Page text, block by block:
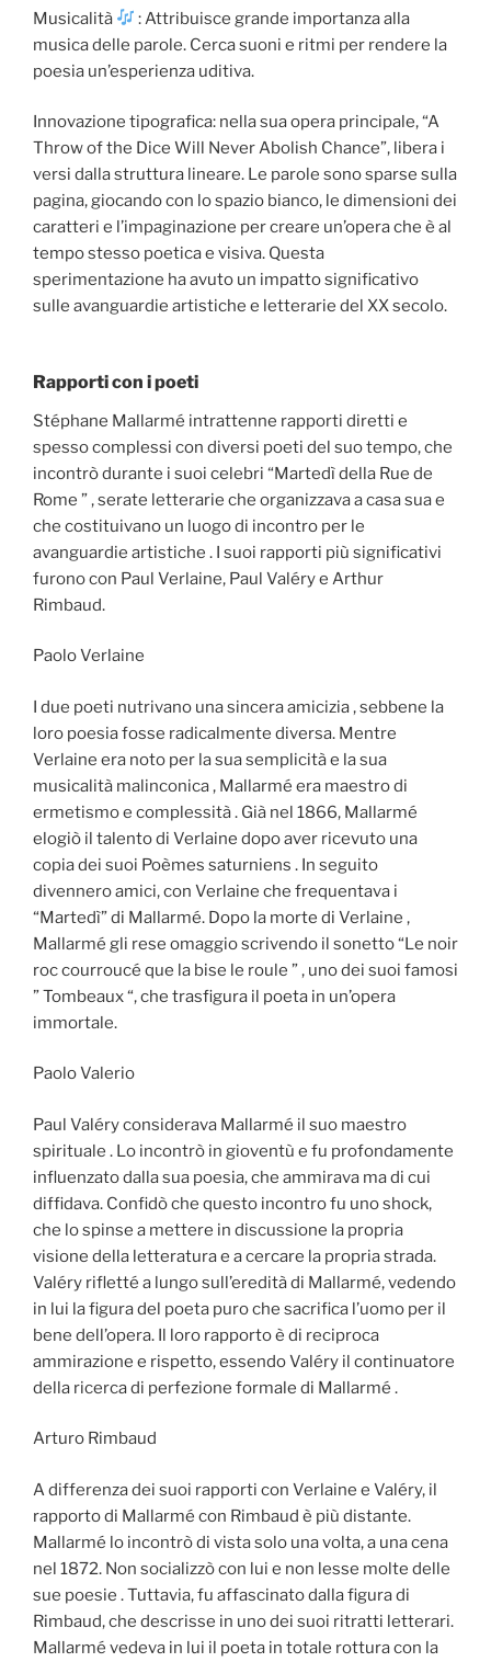
Musicalità
: Attribuisce grande importanza alla
musica delle parole. Cerca suoni e ritmi per rendere la
poesia un’esperienza uditiva.
Innovazione tipografica: nella sua opera principale, “A
Throw of the Dice Will Never Abolish Chance”, libera i
versi dalla struttura lineare. Le parole sono sparse sulla
pagina, giocando con lo spazio bianco, le dimensioni dei
caratteri e l’impaginazione per creare un’opera che è al
tempo stesso poetica e visiva. Questa
sperimentazione ha avuto un impatto significativo
sulle avanguardie artistiche e letterarie del XX secolo.
Rapporti con i poeti
Stéphane Mallarmé intrattenne rapporti diretti e
spesso complessi con diversi poeti del suo tempo, che
incontrò durante i suoi celebri “Martedì della Rue de
Rome ” , serate letterarie che organizzava a casa sua e
che costituivano un luogo di incontro per le
avanguardie artistiche . I suoi rapporti più significativi
furono con Paul Verlaine, Paul Valéry e Arthur
Rimbaud.
Paolo Verlaine
I due poeti nutrivano una sincera amicizia , sebbene la
loro poesia fosse radicalmente diversa. Mentre
Verlaine era noto per la sua semplicità e la sua
musicalità malinconica , Mallarmé era maestro di
ermetismo e complessità . Già nel 1866, Mallarmé
elogiò il talento di Verlaine dopo aver ricevuto una
copia dei suoi Poèmes saturniens . In seguito
divennero amici, con Verlaine che frequentava i
“Martedì” di Mallarmé. Dopo la morte di Verlaine ,
Mallarmé gli rese omaggio scrivendo il sonetto “Le noir
roc courroucé que la bise le roule ” , uno dei suoi famosi
” Tombeaux “, che trasfigura il poeta in un’opera
immortale.
Paolo Valerio
Paul Valéry considerava Mallarmé il suo maestro
spirituale . Lo incontrò in gioventù e fu profondamente
influenzato dalla sua poesia, che ammirava ma di cui
diffidava. Confidò che questo incontro fu uno shock,
che lo spinse a mettere in discussione la propria
visione della letteratura e a cercare la propria strada.
Valéry rifletté a lungo sull’eredità di Mallarmé, vedendo
in lui la figura del poeta puro che sacrifica l’uomo per il
bene dell’opera. Il loro rapporto è di reciproca
ammirazione e rispetto, essendo Valéry il continuatore
della ricerca di perfezione formale di Mallarmé .
Arturo Rimbaud
A differenza dei suoi rapporti con Verlaine e Valéry, il
rapporto di Mallarmé con Rimbaud è più distante.
Mallarmé lo incontrò di vista solo una volta, a una cena
nel 1872. Non socializzò con lui e non lesse molte delle
sue poesie . Tuttavia, fu affascinato dalla figura di
Rimbaud, che descrisse in uno dei suoi ritratti letterari.
Mallarmé vedeva in lui il poeta in totale rottura con la